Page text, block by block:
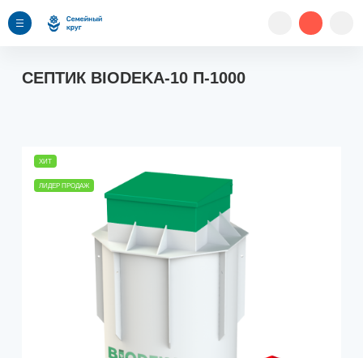
ХИТ
ЛИДЕР ПРОДАЖ
СЕПТИК BIODEKA-10 П-1000